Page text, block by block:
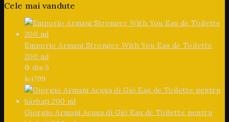
Cele mai vandute
Emporio Armani Stronger With You Eau de Toilette
200 ml
0 din 5
lei799
Giorgio Armani Acqua di Giò Eau de Toilette pentru